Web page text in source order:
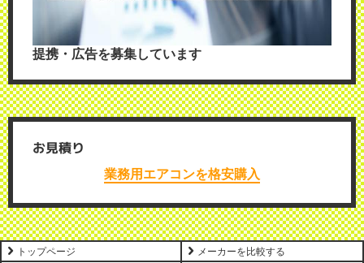
提携・広告を募集しています
お見積り
業務用エアコンを格安購入
トップページ メーカーを比較する